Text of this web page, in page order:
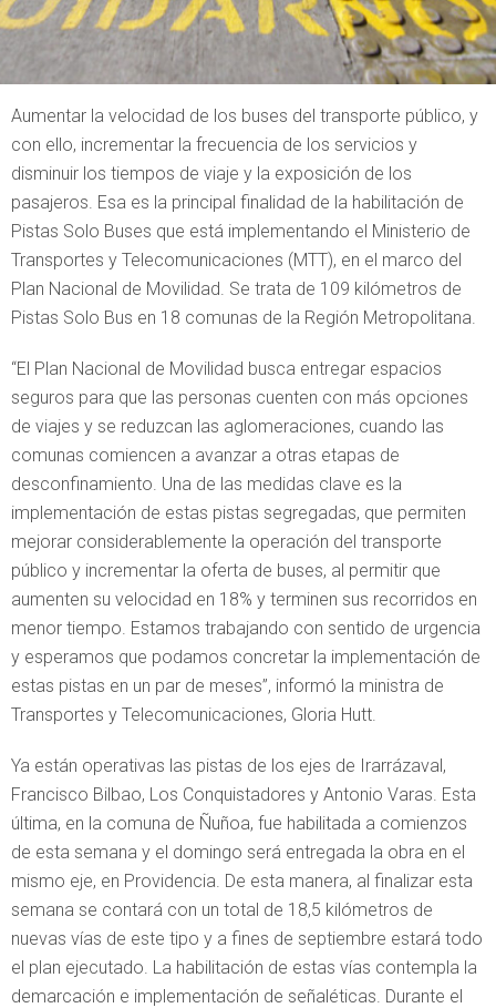
Aumentar la velocidad de los buses del transporte público, y
con ello, incrementar la frecuencia de los servicios y
disminuir los tiempos de viaje y la exposición de los
pasajeros. Esa es la principal finalidad de la habilitación de
Pistas Solo Buses que está implementando el Ministerio de
Transportes y Telecomunicaciones (MTT), en el marco del
Plan Nacional de Movilidad. Se trata de 109 kilómetros de
Pistas Solo Bus en 18 comunas de la Región Metropolitana.
“El Plan Nacional de Movilidad busca entregar espacios
seguros para que las personas cuenten con más opciones
de viajes y se reduzcan las aglomeraciones, cuando las
comunas comiencen a avanzar a otras etapas de
desconfinamiento. Una de las medidas clave es la
implementación de estas pistas segregadas, que permiten
mejorar considerablemente la operación del transporte
público y incrementar la oferta de buses, al permitir que
aumenten su velocidad en 18% y terminen sus recorridos en
menor tiempo. Estamos trabajando con sentido de urgencia
y esperamos que podamos concretar la implementación de
estas pistas en un par de meses”, informó la ministra de
Transportes y Telecomunicaciones, Gloria Hutt.
Ya están operativas las pistas de los ejes de Irarrázaval,
Francisco Bilbao, Los Conquistadores y Antonio Varas. Esta
última, en la comuna de Ñuñoa, fue habilitada a comienzos
de esta semana y el domingo será entregada la obra en el
mismo eje, en Providencia. De esta manera, al finalizar esta
semana se contará con un total de 18,5 kilómetros de
nuevas vías de este tipo y a fines de septiembre estará todo
el plan ejecutado. La habilitación de estas vías contempla la
demarcación e implementación de señaléticas. Durante el